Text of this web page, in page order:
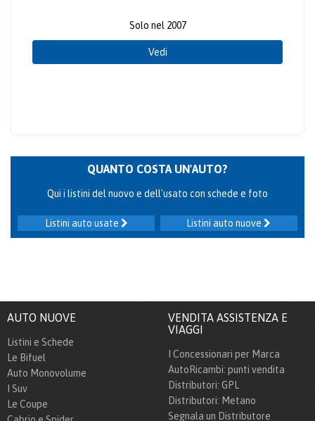
Solo nel 2007
Vedi
QUANTO COSTA UN'AUTO?
Qui i listini del nuovo e dell'usato con schede e foto
Listini auto nuove
Listini auto usate
AUTO NUOVE
Listini e Schede
Le Bifuel
Auto Monovolume
I Suv
Le Coupe
VENDITA ASSISTENZA E
VIAGGI
I Concessionari per Marca
AutoRicambi: punti vendita
Distributori: GPL
Distributori: Metano
Segnala un Distributore